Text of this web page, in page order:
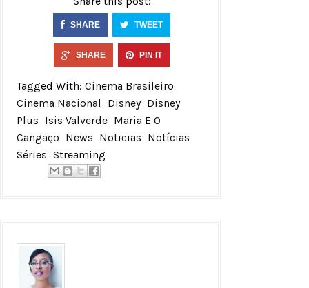
SHARE TWEET
SHARE PIN IT
Tagged With: Cinema Brasileiro
Cinema Nacional
Disney Disney
Plus Isis Valverde Maria E O
Cangaço News Noticias Notícias
Séries Streaming